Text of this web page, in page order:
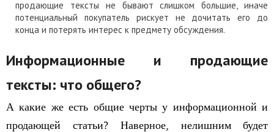
продающие тексты не бывают слишком большие, иначе
потенциальный покупатель рискует не дочитать его до
конца и потерять интерес к предмету обсуждения.
Информационные и продающие
тексты: что общего?
А какие же есть общие черты у информационной и
продающей статьи? Наверное, нелишним будет